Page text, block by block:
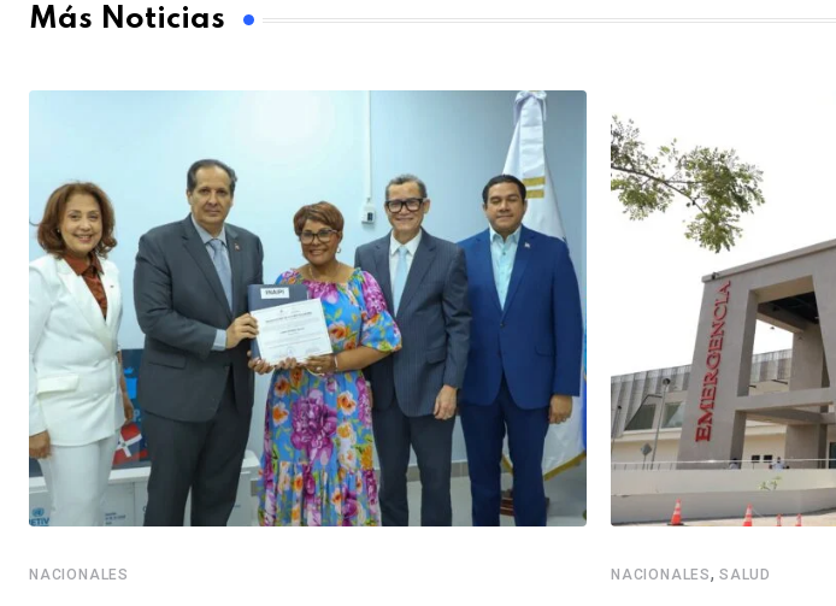
Más Noticias
NACIONALES NACIONALES, SALUD